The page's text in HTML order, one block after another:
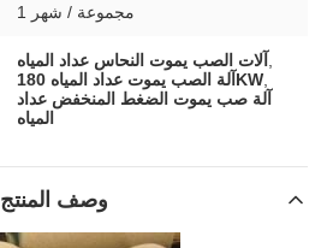
1 مجموعة / شهر
آلات الصب يموت النحاس عداد المياه
آلة الصب يموت عداد المياه 180KW
آلة صب يموت الضغط المنخفض عداد
المياه
وصف المنتج